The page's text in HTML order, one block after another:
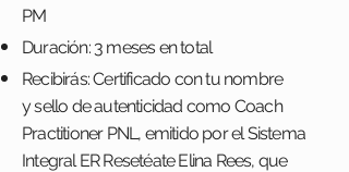
PM
Duración: 3 meses en total
Recibirás: Certificado con tu nombre
y sello de autenticidad como Coach
Practitioner PNL, emitido por el Sistema
Integral ER Resetéate Elina Rees, que